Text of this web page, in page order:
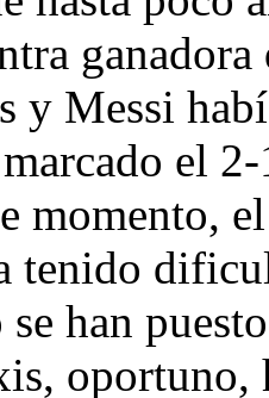
y Messi
el 2-
momento,
tenido
han
oportuno,